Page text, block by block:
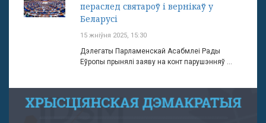
пераслед святароў і вернікаў у
Беларусі
15 жніўня 2025, 15:30
Дэлегаты Парламенскай Асабмлеі Рады
Еўропы прынялі заяву на конт парушэнняў ...